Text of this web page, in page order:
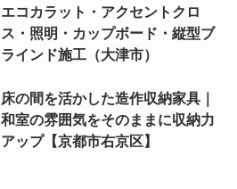
エコカラット・アクセントクロ
ス・照明・カップボード・縦型ブ
ラインド施工（大津市）
床の間を活かした造作収納家具｜
和室の雰囲気をそのままに収納力
アップ【京都市右京区】